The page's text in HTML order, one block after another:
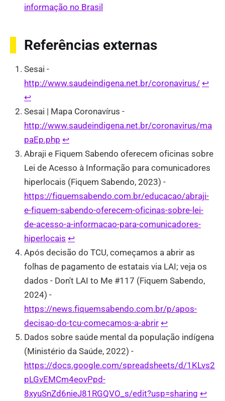
informação no Brasil
Referências externas
Sesai -
http://www.saudeindigena.net.br/coronavirus/ ↩︎
↩︎
Sesai | Mapa Coronavírus -
http://www.saudeindigena.net.br/coronavirus/ma
paEp.php ↩︎
Abraji e Fiquem Sabendo oferecem oficinas sobre
Lei de Acesso à Informação para comunicadores
hiperlocais (Fiquem Sabendo, 2023) -
https://fiquemsabendo.com.br/educacao/abraji-
e-fiquem-sabendo-oferecem-oficinas-sobre-lei-
de-acesso-a-informacao-para-comunicadores-
hiperlocais ↩︎
Após decisão do TCU, começamos a abrir as
folhas de pagamento de estatais via LAI; veja os
dados - Don't LAI to Me #117 (Fiquem Sabendo,
2024) -
https://news.fiquemsabendo.com.br/p/apos-
decisao-do-tcu-comecamos-a-abrir ↩︎
Dados sobre saúde mental da população indígena
(Ministério da Saúde, 2022) -
https://docs.google.com/spreadsheets/d/1KLvs2
pLGvEMCm4eovPpd-
8xyuSnZd6nieJ81RGQVO_s/edit?usp=sharing ↩︎